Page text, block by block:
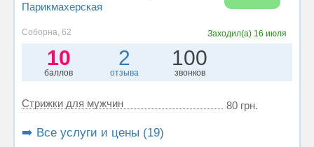
Парикмахерская
Соборна, 62 Заходил(а) 16 июля
10
баллов
2
отзыва
100
звонков
Стрижки для мужчин 80 грн.
➡️ Все услуги и цены (19)